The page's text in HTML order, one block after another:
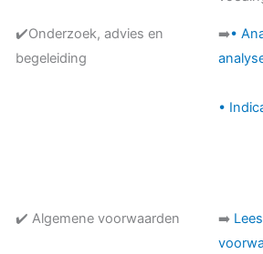
✔️Onderzoek, advies en
begeleiding
➡️•
•
✔️ Algemene voorwaarden ➡️